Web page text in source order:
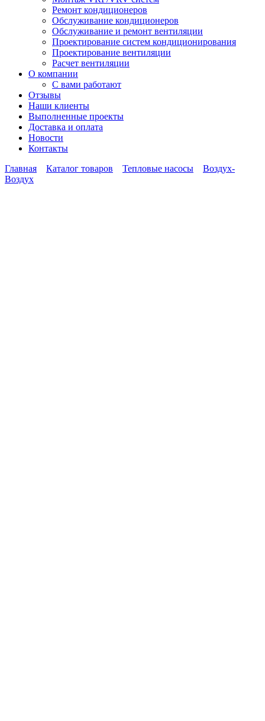
Ремонт кондиционеров
Обслуживание кондиционеров
Обслуживание и ремонт вентиляции
Проектирование систем кондиционирования
Проектирование вентиляции
Расчет вентиляции
О компании
С вами работают
Отзывы
Наши клиенты
Выполненные проекты
Доставка и оплата
Новости
Контакты
Главная
Каталог товаров Тепловые насосы
Воздух-
Воздух